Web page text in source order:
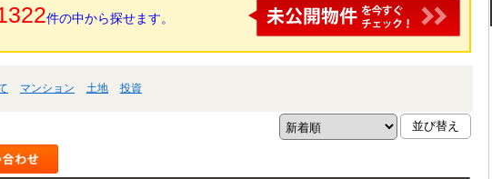
件の中から探せます。
マンション 土地 投資